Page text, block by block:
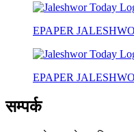
EPAPER
EPAPER
सम्पर्क